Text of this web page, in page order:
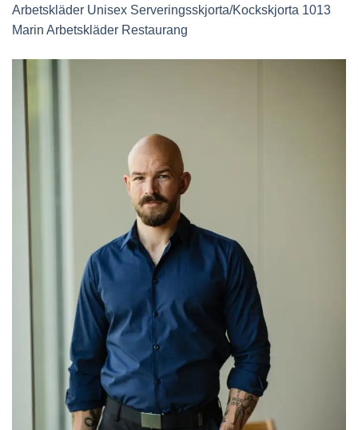
Arbetskläder Unisex Serveringsskjorta/Kockskjorta 1013
Marin Arbetskläder Restaurang